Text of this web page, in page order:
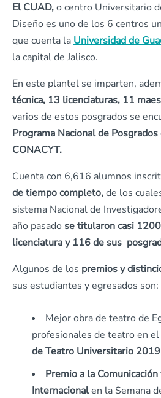
El CUAD,o centro Universitario
Diseño es uno de los 6 centros
que cuenta la Universidad de
la capital de Jalisco.
En este plantel se imparten,
técnica, 13 licenciaturas, 11
varios de estos posgrados se
Programa Nacional de
CONACYT.
Cuenta con 6,616 alumnos
de tiempo completo,de los
sistema Nacional de
año pasado se titularon casi
licenciatura y 116 de sus
Algunos de los premios y
sus estudiantes y egresados son:
Mejor obra de teatro de
profesionales de teatro en el
de Teatro Universitario
Premio a la
Internacionalen la Semana